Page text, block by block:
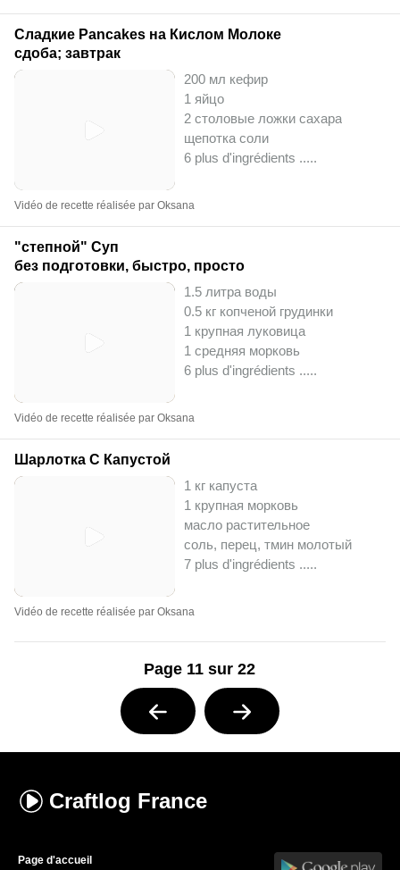
Сладкие Pancakes на Кислом Молоке
сдоба; завтрак
200 мл кефир
1 яйцо
2 столовые ложки сахара
щепотка соли
6 plus d'ingrédients .....
Vidéo de recette réalisée par Oksana
"степной" Суп
без подготовки, быстро, просто
1.5 литра воды
0.5 кг копченой грудинки
1 крупная луковица
1 средняя морковь
6 plus d'ingrédients .....
Vidéo de recette réalisée par Oksana
Шарлотка С Капустой
1 кг капуста
1 крупная морковь
масло растительное
соль, перец, тмин молотый
7 plus d'ingrédients .....
Vidéo de recette réalisée par Oksana
Page 11 sur 22
Craftlog France
Page d'accueil